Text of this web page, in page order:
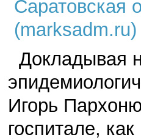
Докладывая
Игорь
госпитале,